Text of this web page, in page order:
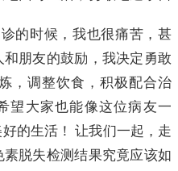
的时候，我也很痛苦，甚
朋友的鼓励，我决定勇敢
，调整饮食，积极配合治
望大家也能像这位病友一
的生活！ 让我们一起，走
脱失检测结果究竟应该如